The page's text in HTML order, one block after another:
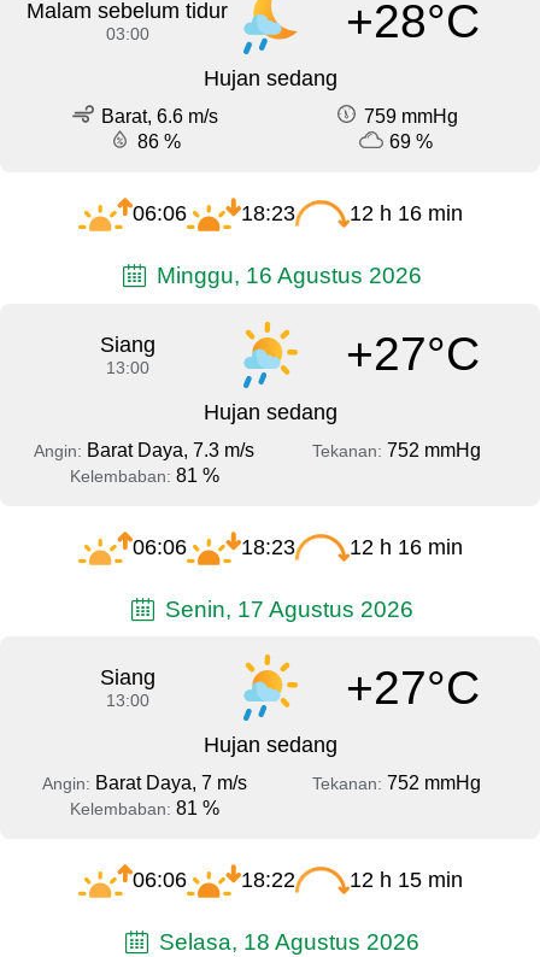
Malam sebelum tidur
03:00 +28°C
Hujan sedang
Barat, 6.6 m/s
759 mmHg
86 %
69 %
06:06 18:23 12 h 16 min
Minggu, 16 Agustus 2026
Siang
13:00 +27°C
Hujan sedang
Angin: Barat Daya, 7.3 m/s Tekanan: 752 mmHg
Kelembaban: 81 %
06:06 18:23 12 h 16 min
Senin, 17 Agustus 2026
Siang
13:00 +27°C
Hujan sedang
Angin: Barat Daya, 7 m/s Tekanan: 752 mmHg
Kelembaban: 81 %
06:06 18:22 12 h 15 min
Selasa, 18 Agustus 2026